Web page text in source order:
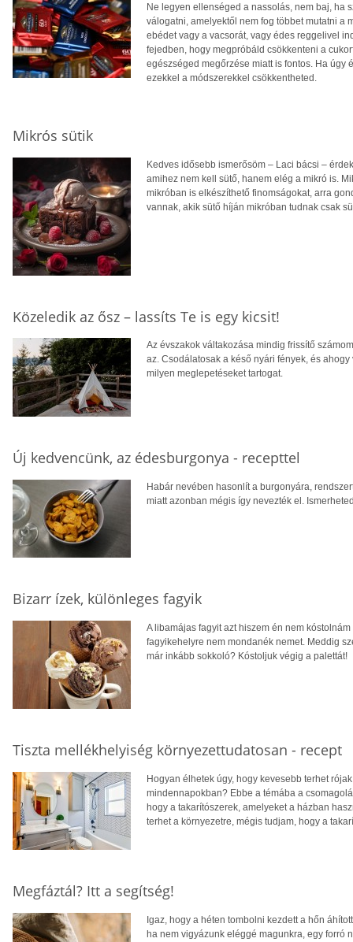
Ne legyen ellenséged a nassolás, nem baj, ha
válogatni, amelyektől nem fog többet mutatni a
ebédet vagy a vacsorát, vagy édes reggelivel
fejedben, hogy megpróbáld csökkenteni a
egészséged megőrzése miatt is fontos. Ha úgy
ezekkel a módszerekkel csökkentheted.
Mikrós sütik
Kedves idősebb ismerősöm – Laci bácsi –
amihez nem kell sütő, hanem elég a mikró is.
mikróban is elkészíthető finomságokat, arra
vannak, akik sütő híján mikróban tudnak csak
Közeledik az ősz – lassíts Te is egy kicsit!
Az évszakok váltakozása mindig frissítő
az. Csodálatosak a késő nyári fények, és
milyen meglepetéseket tartogat.
Új kedvencünk, az édesburgonya - recepttel
Habár nevében hasonlít a burgonyára,
miatt azonban mégis így nevezték el.
Bizarr ízek, különleges fagyik
A libamájas fagyit azt hiszem én nem
fagyikehelyre nem mondanék nemet. Meddig
már inkább sokkoló? Kóstoljuk végig a palettát!
Tiszta mellékhelyiség környezettudatosan - recept
Hogyan élhetek úgy, hogy kevesebb terhet
mindennapokban? Ebbe a témába a
hogy a takarítószerek, amelyeket a házban
terhet a környezetre, mégis tudjam, hogy a
Megfáztál? Itt a segítség!
Igaz, hogy a héten tombolni kezdett a hőn
ha nem vigyázunk eléggé magunkra, egy forró